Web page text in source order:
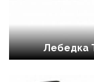
Лебедка